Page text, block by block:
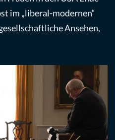
im „liberal-modernen“
Ansehen,